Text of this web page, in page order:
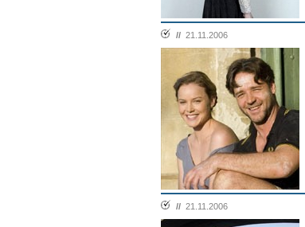
// 21.11.2006
// 21.11.2006